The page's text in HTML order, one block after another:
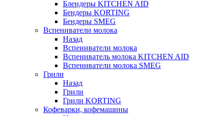
Блендеры KITCHEN AID
Бендеры KORTING
Бендеры SMEG
Вспениватели молока
Назад
Вспениватели молока
Вспениватель молока KITCHEN AID
Вспениватели молока SMEG
Грили
Назад
Грили
Грили KORTING
Кофеварки, кофемашины